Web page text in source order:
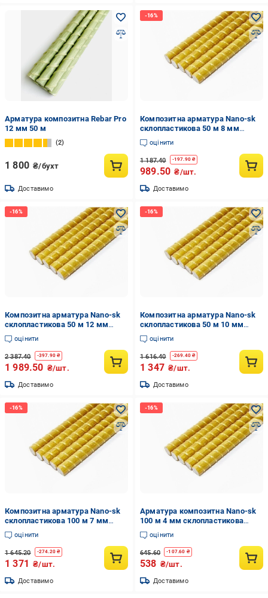
Арматура композитна Rebar Pro
12 мм 50 м
2
1 800 ₴/бухт
Доставимо
Композитна арматура Nano-sk
склопластикова 50 м 8 мм
(nano5)
оцінити
1 187.40 -197.90₴
989.50 ₴/шт.
Доставимо
Композитна арматура Nano-sk
склопластикова 50 м 12 мм
(nano7)
оцінити
2 387.40 -397.90 ₴
1 989.50 ₴/шт.
Доставимо
Композитна арматура Nano-sk
склопластикова 50 м 10 мм
(nano6)
оцінити
1 616.40 -269.40₴
1 347 ₴/шт.
Доставимо
Композитна арматура Nano-sk
склопластикова 100 м 7 мм
(nano31)
оцінити
1 645.20 -274.20 ₴
1 371 ₴/шт.
Доставимо
Арматура композитна Nano-sk
100 м 4 мм склопластикова
(4482266)
оцінити
645.60 -107.60 ₴
538 ₴/шт.
Доставимо